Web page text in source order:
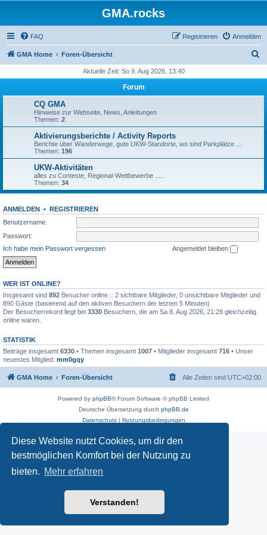
Diese Website nutzt Cookies, um dir den
bestmöglichen Komfort bei der Nutzung zu
bieten. Mehr erfahren
Verstanden!
GMA.rocks
FAQ Anmelden
Registrieren
GMA Home Foren-Übersicht
h
Aktuelle Zeit: So 9. Aug 2026, 13:40
Forum
CQ GMA
Hinweise zur Webseite, News, Anleitungen
Themen: 2
Aktivierungsberichte / Activity Reports
Berichte über Wanderwege, gute UKW-Standorte, wo sind Parkplätze ...
Themen: 196
UKW-Aktivitäten
alles zu Conteste, Regional-Wettbewerbe .....
Themen: 34
ANMELDEN • REGISTRIEREN
Benutzername:
Passwort:
Ich habe mein Passwort vergessen
Angemeldet bleiben
WER IST ONLINE?
Insgesamt sind 892 Besucher online :: 2 sichtbare Mitglieder, 0 unsichtbare Mitglieder und
890 Gäste (basierend auf den aktiven Besuchern der letzten 5 Minuten)
Der Besucherrekord liegt bei 3330 Besuchern, die am Sa 8. Aug 2026, 21:28 gleichzeitig
online waren.
STATISTIK
Beiträge insgesamt 6330 • Themen insgesamt 1007 • Mitglieder insgesamt 716 • Unser
neuestes Mitglied: mm0gqy
GMA Home Foren-Übersicht Alle Zeiten sind UTC+02:00
Powered by phpBB® Forum Software © phpBB Limited
Deutsche Übersetzung durch phpBB.de
Datenschutz| Nutzungsbedingungen